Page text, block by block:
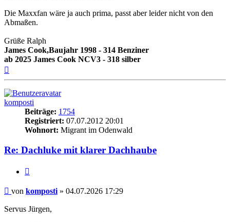
Die Maxxfan wäre ja auch prima, passt aber leider nicht von den
Abmaßen.
Grüße Ralph
James Cook,Baujahr 1998 - 314 Benziner
ab 2025 James Cook NCV3 - 318 silber
komposti
Beiträge: 1754
Registriert: 07.07.2012 20:01
Wohnort: Migrant im Odenwald
Re: Dachluke mit klarer Dachhaube
Beitrag
von komposti » 04.07.2026 17:29
Servus Jürgen,